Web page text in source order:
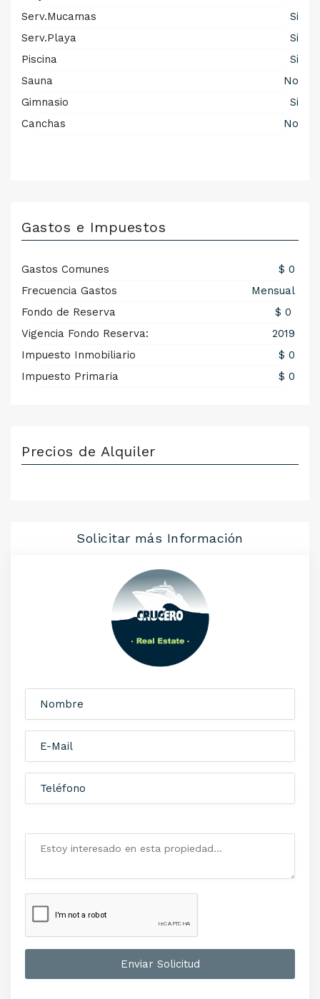
Serv.Mucamas
Si
Serv.Playa
Si
Piscina
Si
Sauna
No
Gimnasio
Si
Canchas
No
Gastos e Impuestos
Gastos Comunes
$ 0
Frecuencia Gastos
Mensual
Fondo de Reserva
Vigencia Fondo Reserva:
2019
Impuesto Inmobiliario
$ 0
Impuesto Primaria
$ 0
Precios de Alquiler
Solicitar más Información
Enviar Solicitud